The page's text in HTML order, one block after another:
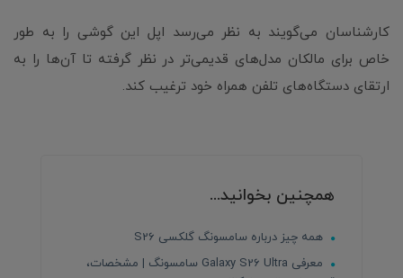
کارشناسان می‌گویند به نظر می‌رسد اپل این گوشی را به طور
خاص برای مالکان مدل‌های قدیمی‌تر در نظر گرفته تا آن‌ها را به
ارتقای دستگاه‌های تلفن همراه خود ترغیب کند.
همچنین بخوانید...
همه چیز درباره سامسونگ گلکسی S26
معرفی Galaxy S26 Ultra سامسونگ | مشخصات،